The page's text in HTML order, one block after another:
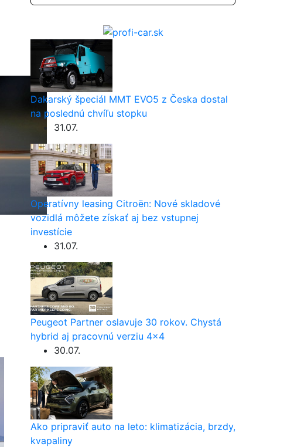
Dakarský špeciál MMT EVO5 z Česka dostal
na poslednú chvíľu stopku
31.07.
Operatívny leasing Citroën: Nové skladové
vozidlá môžete získať aj bez vstupnej
investície
31.07.
Peugeot Partner oslavuje 30 rokov. Chystá
hybrid aj pracovnú verziu 4×4
30.07.
Ako pripraviť auto na leto: klimatizácia, brzdy,
kvapaliny